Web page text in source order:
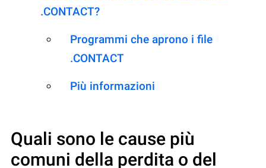
.CONTACT?
Programmi che aprono i file
.CONTACT
Più informazioni
Quali sono le cause più
comuni della perdita o del